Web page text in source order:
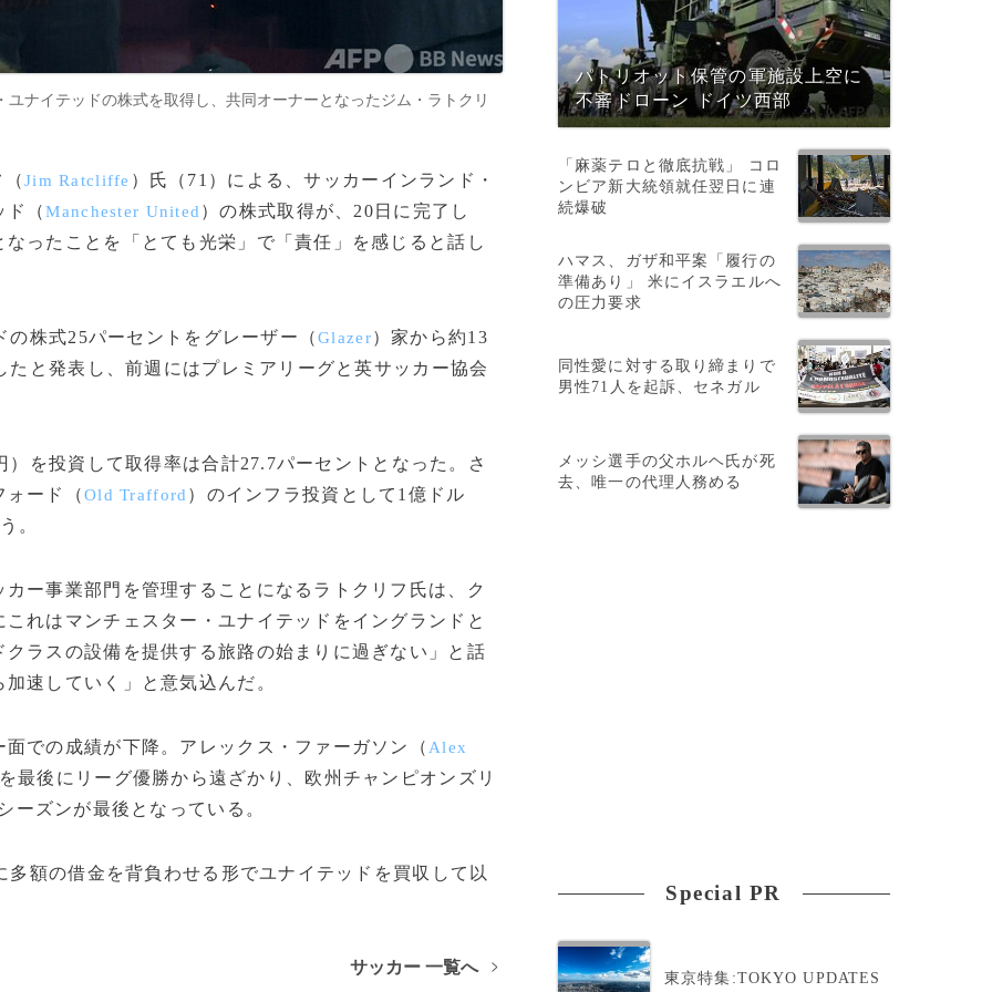
ナイテッドの株式を取得し、共同オーナーとなったジム・ラトクリ
Jim Ratcliffe ）氏（71）による、サッカーインランド・
ド（Manchester United ）の株式取得が、20日に完了し
ったことを「とても光栄」で「責任」を感じると話し
株式25パーセントをグレーザー（Glazer）家から約13
と発表し、前週にはプレミアリーグと英サッカー協会
を投資して取得率は合計27.7パーセントとなった。さ
ォード（Old Trafford ）のインフラ投資として1億ドル
。
ー事業部門を管理することになるラトクリフ氏は、ク
れはマンチェスター・ユナイテッドをイングランドと
ラスの設備を提供する旅路の始まりに過ぎない」と話
速していく」と意気込んだ。
での成績が下降。アレックス・ファーガソン（ Alex
最後にリーグ優勝から遠ざかり、欧州チャンピオンズリ
ーズンが最後となっている。
額の借金を背負わせる形でユナイテッドを買収して以
サッカー 一覧へ >
パトリオット保管の軍施設上空に
不審ドローン ドイツ西部
「麻薬テロと徹底抗戦」 コロ
ンビア新大統領就任翌日に連
続爆破
ハマス、ガザ和平案「履行の
準備あり」 米にイスラエルへ
の圧力要求
同性愛に対する取り締まりで
男性71人を起訴、セネガル
メッシ選手の父ホルヘ氏が死
去、唯一の代理人務める
Special PR
東京特集:TOKYO UPDATES